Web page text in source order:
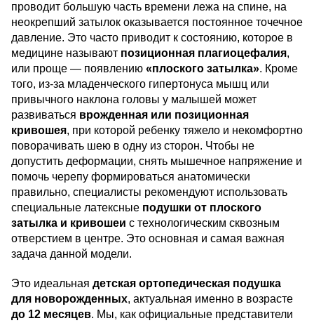
проводит большую часть времени лежа на спине, на
неокрепший затылок оказывается постоянное точечное
давление. Это часто приводит к состоянию, которое в
медицине называют позиционная плагиоцефалия,
или проще — появлению «плоского затылка». Кроме
того, из-за младенческого гипертонуса мышц или
привычного наклона головы у малышей может
развиваться врожденная или позиционная
кривошея, при которой ребенку тяжело и некомфортно
поворачивать шею в одну из сторон. Чтобы не
допустить деформации, снять мышечное напряжение и
помочь черепу формироваться анатомически
правильно, специалисты рекомендуют использовать
специальные латексные подушки от плоского
затылка и кривошеи с технологическим сквозным
отверстием в центре. Это основная и самая важная
задача данной модели.
Это идеальная детская ортопедическая подушка
для новорожденных, актуальная именно в возрасте
до 12 месяцев. Мы, как официальные представители